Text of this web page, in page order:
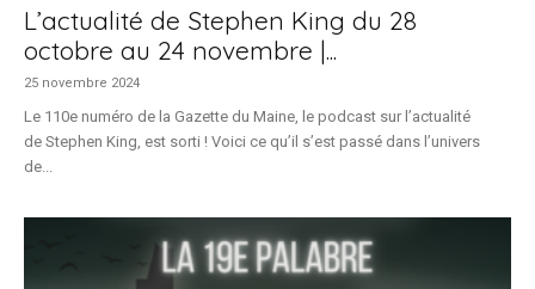
L’actualité de Stephen King du 28
octobre au 24 novembre |...
25 novembre 2024
Le 110e numéro de la Gazette du Maine, le podcast sur l’actualité
de Stephen King, est sorti ! Voici ce qu’il s’est passé dans l’univers
de...